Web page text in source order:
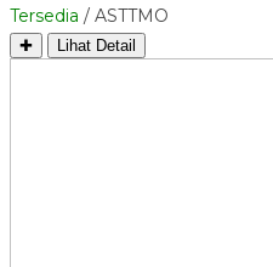
Tersedia / ASTTMO
✚ Lihat Detail